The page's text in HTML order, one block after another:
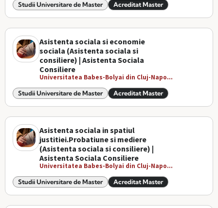
Studii Universitare de Master Acreditat Master
Asistenta sociala si economie
sociala (Asistenta sociala si
consiliere) | Asistenta Sociala
Consiliere
Universitatea Babes-Bolyai din Cluj-Napo...
Studii Universitare de Master Acreditat Master
Asistenta sociala in spatiul
justitiei.Probatiune si mediere
(Asistenta sociala si consiliere) |
Asistenta Sociala Consiliere
Universitatea Babes-Bolyai din Cluj-Napo...
Studii Universitare de Master Acreditat Master